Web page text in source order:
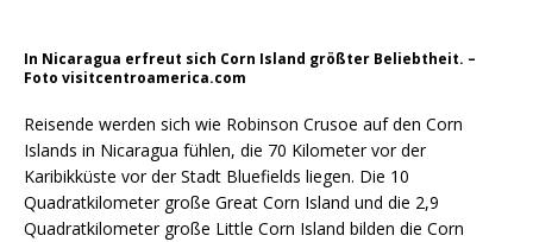
In Nicaragua erfreut sich Corn Island größter Beliebtheit. –
Foto visitcentroamerica.com
Reisende werden sich wie Robinson Crusoe auf den Corn
Islands in Nicaragua fühlen, die 70 Kilometer vor der
Karibikküste vor der Stadt Bluefields liegen. Die 10
Quadratkilometer große Great Corn Island und die 2,9
Quadratkilometer große Little Corn Island bilden die Corn